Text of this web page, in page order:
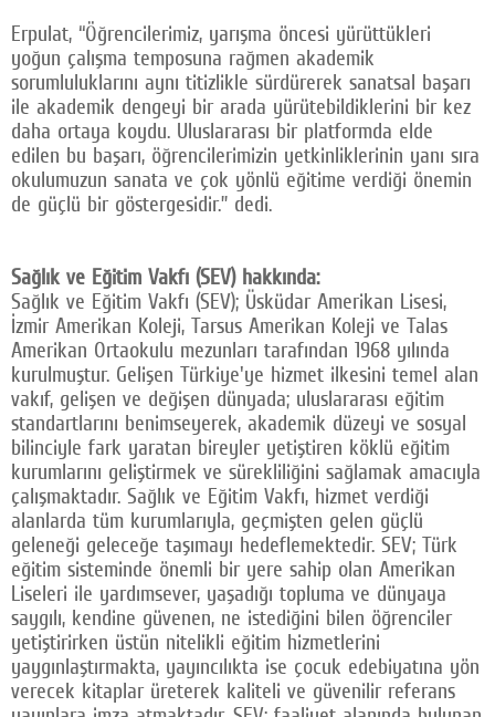
Erpulat, “Öğrencilerimiz, yarışma öncesi yürüttükleri
yoğun çalışma temposuna rağmen akademik
sorumluluklarını aynı titizlikle sürdürerek sanatsal başarı
ile akademik dengeyi bir arada yürütebildiklerini bir kez
daha ortaya koydu. Uluslararası bir platformda elde
edilen bu başarı, öğrencilerimizin yetkinliklerinin yanı sıra
okulumuzun sanata ve çok yönlü eğitime verdiği önemin
de güçlü bir göstergesidir.” dedi.
Sağlık ve Eğitim Vakfı (SEV) hakkında:
Sağlık ve Eğitim Vakfı (SEV); Üsküdar Amerikan Lisesi,
İzmir Amerikan Koleji, Tarsus Amerikan Koleji ve Talas
Amerikan Ortaokulu mezunları tarafından 1968 yılında
kurulmuştur. Gelişen Türkiye'ye hizmet ilkesini temel alan
vakıf, gelişen ve değişen dünyada; uluslararası eğitim
standartlarını benimseyerek, akademik düzeyi ve sosyal
bilinciyle fark yaratan bireyler yetiştiren köklü eğitim
kurumlarını geliştirmek ve sürekliliğini sağlamak amacıyla
çalışmaktadır. Sağlık ve Eğitim Vakfı, hizmet verdiği
alanlarda tüm kurumlarıyla, geçmişten gelen güçlü
geleneği geleceğe taşımayı hedeflemektedir. SEV; Türk
eğitim sisteminde önemli bir yere sahip olan Amerikan
Liseleri ile yardımsever, yaşadığı topluma ve dünyaya
saygılı, kendine güvenen, ne istediğini bilen öğrenciler
yetiştirirken üstün nitelikli eğitim hizmetlerini
yaygınlaştırmakta, yayıncılıkta ise çocuk edebiyatına yön
verecek kitaplar üreterek kaliteli ve güvenilir referans